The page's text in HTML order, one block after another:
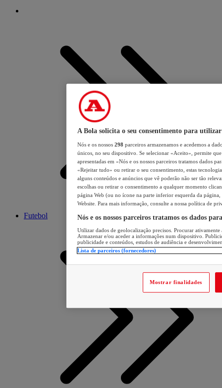
Futebol
A Bola solicita o seu consentimento para utilizar
Nós e os nossos 298 parceiros armazenamos e acedemos a
únicos, no seu dispositivo. Se selecionar «Aceito», permite
apresentadas em «Nós e os nossos parceiros tratamos dados
«Rejeitar tudo» ou retirar o seu consentimento, estas
alguns conteúdos e anúncios que vê poderão não ser tão
escolhas ou retirar o consentimento a qualquer momento
página Web (ou no ícone na parte inferior esquerda da página,
Website. Para mais informação, consulte a nossa política de
Nós e os nossos parceiros tratamos os dados
Utilizar dados de geolocalização precisos. Procurar
Armazenar e/ou aceder a informações num dispositivo.
publicidade e conteúdos, estudos de audiência e
Lista de parceiros (fornecedores)
Mostrar finalidades